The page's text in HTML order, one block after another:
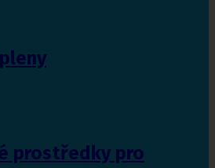
prostředky pro